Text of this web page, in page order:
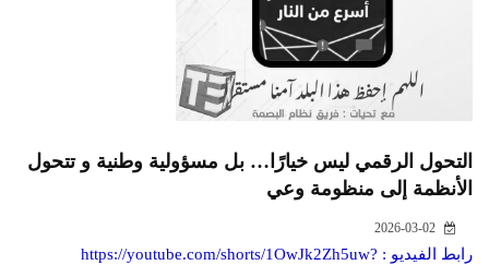
التحول الرقمي ليس خيارًا… بل مسؤولية وطنية و تتحول
الأنظمة إلى منظومة وعي
رابط الفيديو : https://youtube.com/shorts/1OwJk2Zh5uw?